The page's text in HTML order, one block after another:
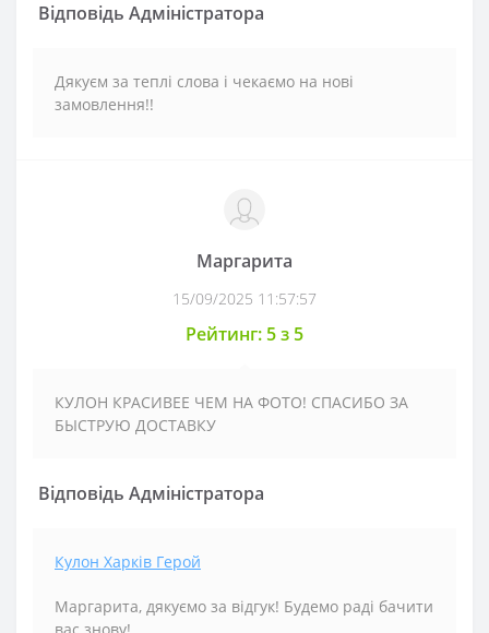
Відповідь Адміністратора
Дякуєм за теплі слова і чекаємо на нові
замовлення!!
Маргарита
15/09/2025 11:57:57
Рейтинг: 5 з 5
КУЛОН КРАСИВЕЕ ЧЕМ НА ФОТО! СПАСИБО ЗА
БЫСТРУЮ ДОСТАВКУ
Відповідь Адміністратора
Кулон Харків Герой
Маргарита, дякуємо за відгук! Будемо раді бачити